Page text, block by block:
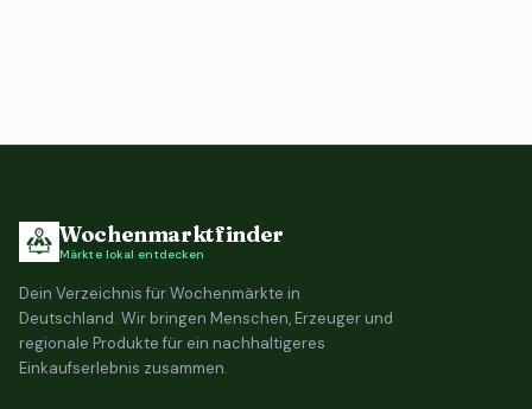
Wochenmarktfinder
Märkte lokal entdecken
Dein Verzeichnis für Wochenmärkte in
Deutschland. Wir bringen Menschen, Erzeuger und
regionale Produkte für ein nachhaltigeres
Einkaufserlebnis zusammen.